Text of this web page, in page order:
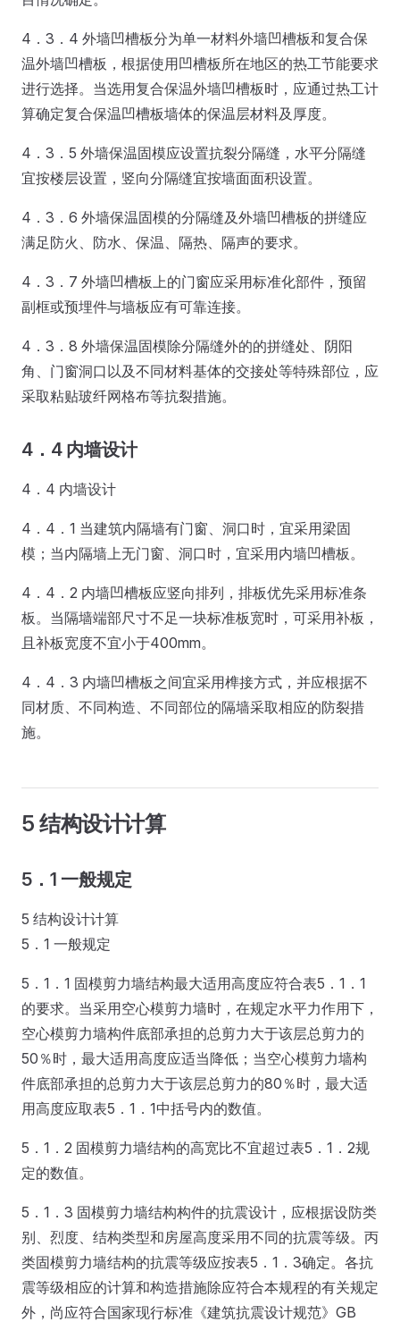
4．3．4 外墙凹槽板分为单一材料外墙凹槽板和复合保
温外墙凹槽板，根据使用凹槽板所在地区的热工节能要求
进行选择。当选用复合保温外墙凹槽板时，应通过热工计
算确定复合保温凹槽板墙体的保温层材料及厚度。
4．3．5 外墙保温固模应设置抗裂分隔缝，水平分隔缝
宜按楼层设置，竖向分隔缝宜按墙面面积设置。
4．3．6 外墙保温固模的分隔缝及外墙凹槽板的拼缝应
满足防火、防水、保温、隔热、隔声的要求。
4．3．7 外墙凹槽板上的门窗应采用标准化部件，预留
副框或预埋件与墙板应有可靠连接。
4．3．8 外墙保温固模除分隔缝外的的拼缝处、阴阳
角、门窗洞口以及不同材料基体的交接处等特殊部位，应
采取粘贴玻纤网格布等抗裂措施。
4．4 内墙设计
4．4 内墙设计
4．4．1 当建筑内隔墙有门窗、洞口时，宜采用梁固
模；当内隔墙上无门窗、洞口时，宜采用内墙凹槽板。
4．4．2 内墙凹槽板应竖向排列，排板优先采用标准条
板。当隔墙端部尺寸不足一块标准板宽时，可采用补板，
且补板宽度不宜小于400mm。
4．4．3 内墙凹槽板之间宜采用榫接方式，并应根据不
同材质、不同构造、不同部位的隔墙采取相应的防裂措
施。
5 结构设计计算
5．1 一般规定
5 结构设计计算
5．1 一般规定
5．1．1 固模剪力墙结构最大适用高度应符合表5．1．1
的要求。当采用空心模剪力墙时，在规定水平力作用下，
空心模剪力墙构件底部承担的总剪力大于该层总剪力的
50％时，最大适用高度应适当降低；当空心模剪力墙构
件底部承担的总剪力大于该层总剪力的80％时，最大适
用高度应取表5．1．1中括号内的数值。
5．1．2 固模剪力墙结构的高宽比不宜超过表5．1．2规
定的数值。
5．1．3 固模剪力墙结构构件的抗震设计，应根据设防类
别、烈度、结构类型和房屋高度采用不同的抗震等级。丙
类固模剪力墙结构的抗震等级应按表5．1．3确定。各抗
震等级相应的计算和构造措施除应符合本规程的有关规定
外，尚应符合国家现行标准《建筑抗震设计规范》GB